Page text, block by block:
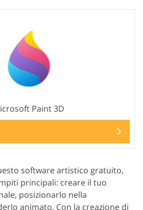
Paint 3D
software artistico gratuito,
principali: creare il tuo
posizionarlo nella
animato. Con la creazione di